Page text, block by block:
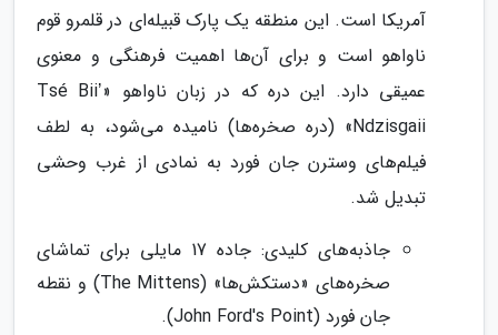
آمریکا است. این منطقه یک پارک قبیله‌ای در قلمرو قوم
ناواهو است و برای آن‌ها اهمیت فرهنگی و معنوی
عمیقی دارد. این دره که در زبان ناواهو «Tsé Biiʼ
Ndzisgaii» (دره صخره‌ها) نامیده می‌شود، به لطف
فیلم‌های وسترن جان فورد به نمادی از غرب وحشی
تبدیل شد.
جاذبه‌های کلیدی: جاده 17 مایلی برای تماشای
صخره‌های «دستکش‌ها» (The Mittens) و نقطه
جان فورد (John Ford's Point).